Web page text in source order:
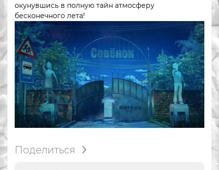
окунувшись в полную тайн атмосферу
бесконечного лета!
Поделиться